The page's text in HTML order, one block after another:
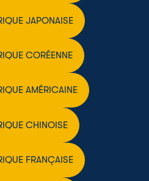
JAPONAISE
CORÉENNE
AMÉRICAINE
CHINOISE
FRANÇAISE